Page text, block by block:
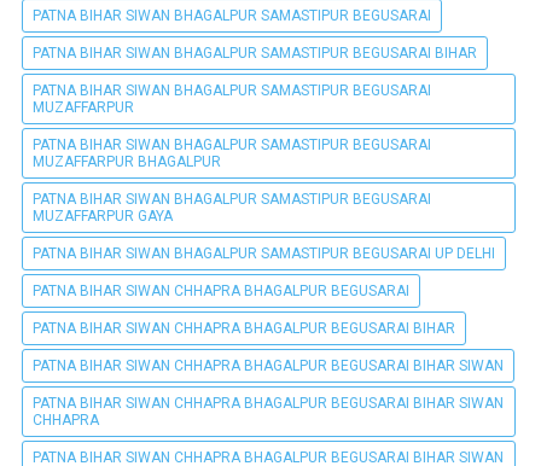
PATNA BIHAR SIWAN BHAGALPUR SAMASTIPUR BEGUSARAI
PATNA BIHAR SIWAN BHAGALPUR SAMASTIPUR BEGUSARAI BIHAR
PATNA BIHAR SIWAN BHAGALPUR SAMASTIPUR BEGUSARAI
MUZAFFARPUR
PATNA BIHAR SIWAN BHAGALPUR SAMASTIPUR BEGUSARAI
MUZAFFARPUR BHAGALPUR
PATNA BIHAR SIWAN BHAGALPUR SAMASTIPUR BEGUSARAI
MUZAFFARPUR GAYA
PATNA BIHAR SIWAN BHAGALPUR SAMASTIPUR BEGUSARAI UP DELHI
PATNA BIHAR SIWAN CHHAPRA BHAGALPUR BEGUSARAI
PATNA BIHAR SIWAN CHHAPRA BHAGALPUR BEGUSARAI BIHAR
PATNA BIHAR SIWAN CHHAPRA BHAGALPUR BEGUSARAI BIHAR SIWAN
PATNA BIHAR SIWAN CHHAPRA BHAGALPUR BEGUSARAI BIHAR SIWAN
CHHAPRA
PATNA BIHAR SIWAN CHHAPRA BHAGALPUR BEGUSARAI BIHAR SIWAN